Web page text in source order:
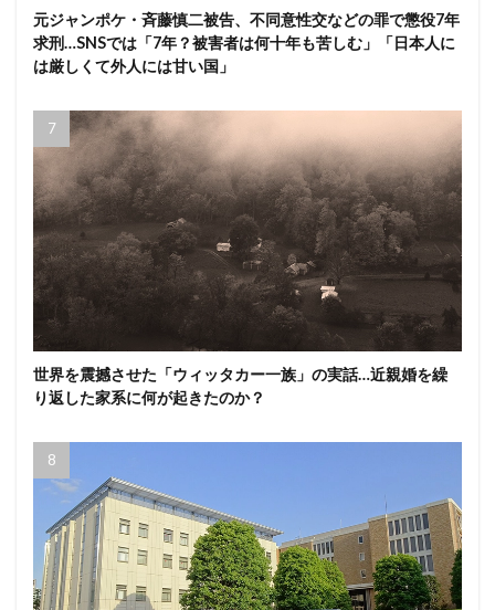
元ジャンポケ・斉藤慎二被告、不同意性交などの罪で懲役7年
求刑…SNSでは「7年？被害者は何十年も苦しむ」「日本人に
は厳しくて外人には甘い国」
世界を震撼させた「ウィッタカー一族」の実話…近親婚を繰
り返した家系に何が起きたのか？